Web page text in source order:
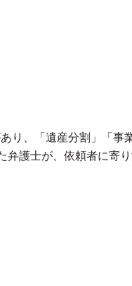
り、「遺産分割」「
護士が、依頼者に寄